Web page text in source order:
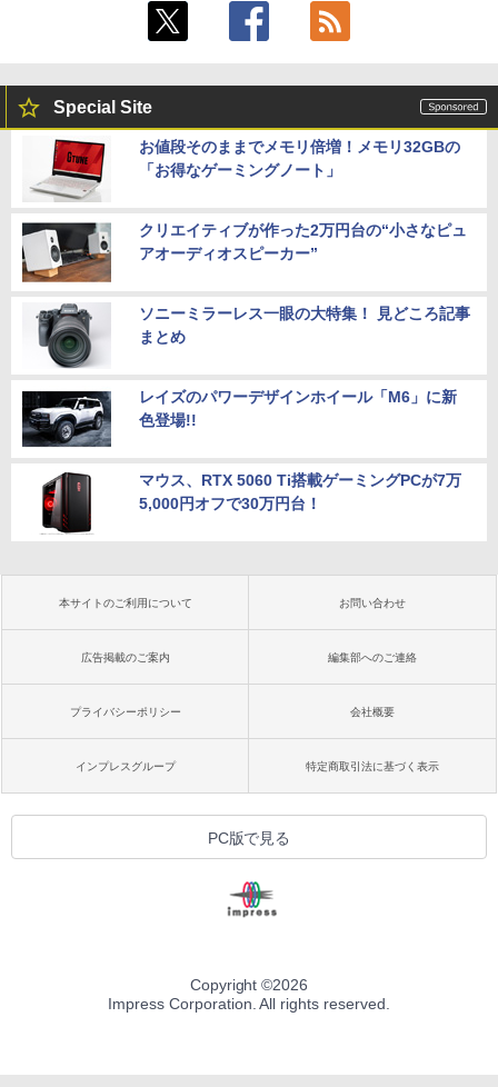
Special Site
お値段そのままでメモリ倍増！メモリ32GBの
「お得なゲーミングノート」
クリエイティブが作った2万円台の“小さなピュ
アオーディオスピーカー”
ソニーミラーレス一眼の大特集！ 見どころ記事
まとめ
レイズのパワーデザインホイール「M6」に新
色登場!!
マウス、RTX 5060 Ti搭載ゲーミングPCが7万
5,000円オフで30万円台！
本サイトのご利用について お問い合わせ
広告掲載のご案内 編集部へのご連絡
プライバシーポリシー 会社概要
インプレスグループ 特定商取引法に基づく表示
PC版で見る
Copyright ©2026
Impress Corporation. All rights reserved.